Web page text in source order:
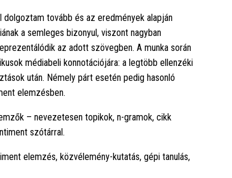
tovább és az eredmények alapján
a semleges bizonyul, viszont nagyban
az adott szövegben. A munka során
médiabeli konnotációjára: a legtöbb ellenzéki
után. Némely párt esetén pedig hasonló
elemzésben.
– nevezetesen topikok, n-gramok, cikk
szótárral.
elemzés, közvélemény-kutatás, gépi tanulás,